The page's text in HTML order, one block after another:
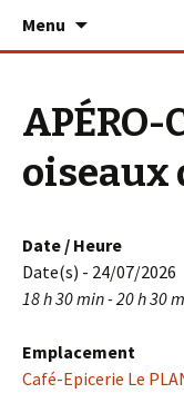
Le PLAN
Menu
APÉRO-
oiseaux
Date / Heure
Date(s) - 24/07/2026
18 h 30 min - 20 h 30
Emplacement
Café-Epicerie Le